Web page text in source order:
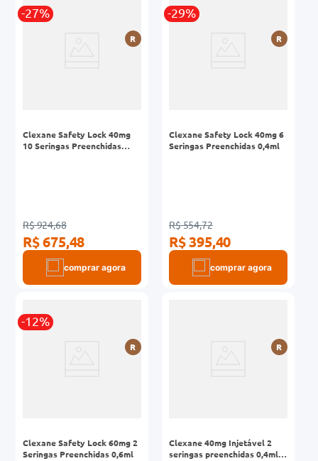
-27%
R
Clexane Safety Lock 40mg
10 Seringas Preenchidas
R$ 924,68
R$ 675,48
comprar agora
-29%
R
Clexane Safety Lock 40mg 6
Seringas Preenchidas 0,4ml
R$ 554,72
R$ 395,40
comprar agora
-12%
R
Clexane Safety Lock 60mg 2
Seringas Preenchidas 0,6ml
R
Clexane 40mg Injetável 2
seringas preenchidas 0,4ml +